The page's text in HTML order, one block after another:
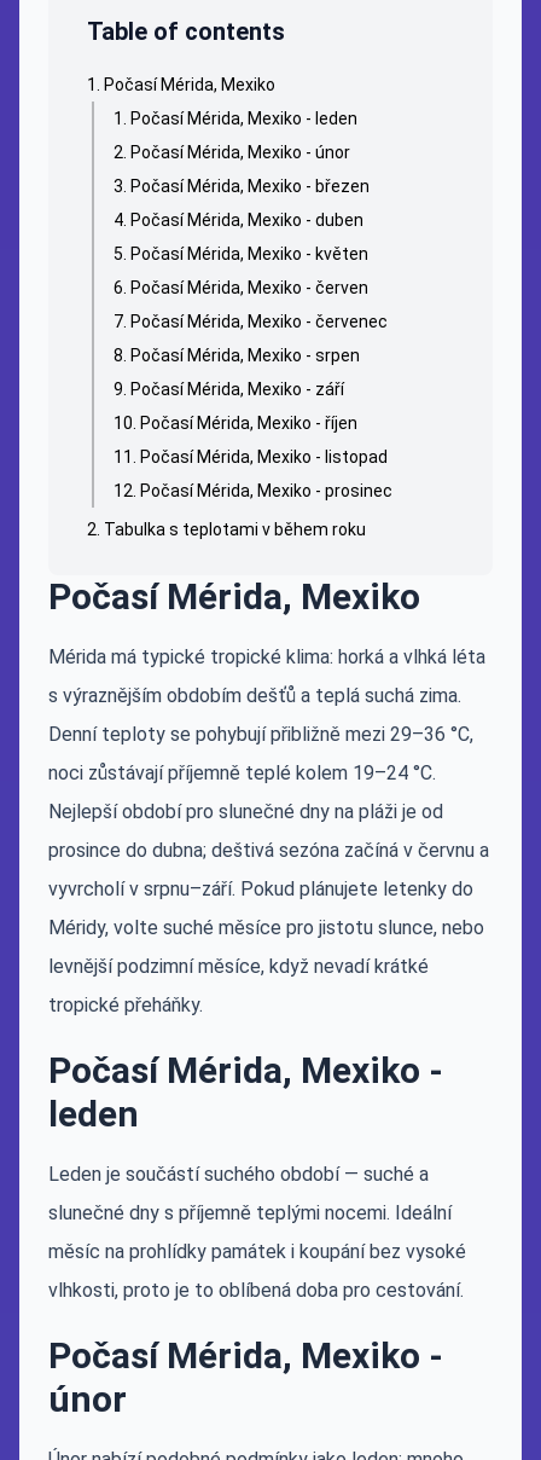
Table of contents
Počasí Mérida, Mexiko
Počasí Mérida, Mexiko - leden
Počasí Mérida, Mexiko - únor
Počasí Mérida, Mexiko - březen
Počasí Mérida, Mexiko - duben
Počasí Mérida, Mexiko - květen
Počasí Mérida, Mexiko - červen
Počasí Mérida, Mexiko - červenec
Počasí Mérida, Mexiko - srpen
Počasí Mérida, Mexiko - září
Počasí Mérida, Mexiko - říjen
Počasí Mérida, Mexiko - listopad
Počasí Mérida, Mexiko - prosinec
Tabulka s teplotami v během roku
Počasí Mérida, Mexiko
Mérida má typické tropické klima: horká a vlhká léta
s výraznějším obdobím dešťů a teplá suchá zima.
Denní teploty se pohybují přibližně mezi 29–36 °C,
noci zůstávají příjemně teplé kolem 19–24 °C.
Nejlepší období pro slunečné dny na pláži je od
prosince do dubna; deštivá sezóna začíná v červnu a
vyvrcholí v srpnu–září. Pokud plánujete letenky do
Méridy, volte suché měsíce pro jistotu slunce, nebo
levnější podzimní měsíce, když nevadí krátké
tropické přeháňky.
Počasí Mérida, Mexiko -
leden
Leden je součástí suchého období — suché a
slunečné dny s příjemně teplými nocemi. Ideální
měsíc na prohlídky památek i koupání bez vysoké
vlhkosti, proto je to oblíbená doba pro cestování.
Počasí Mérida, Mexiko -
únor